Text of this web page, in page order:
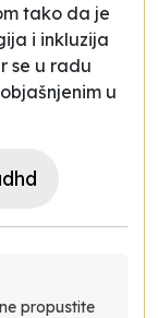
tako da je
i inkluzija
se u radu
u
propustite